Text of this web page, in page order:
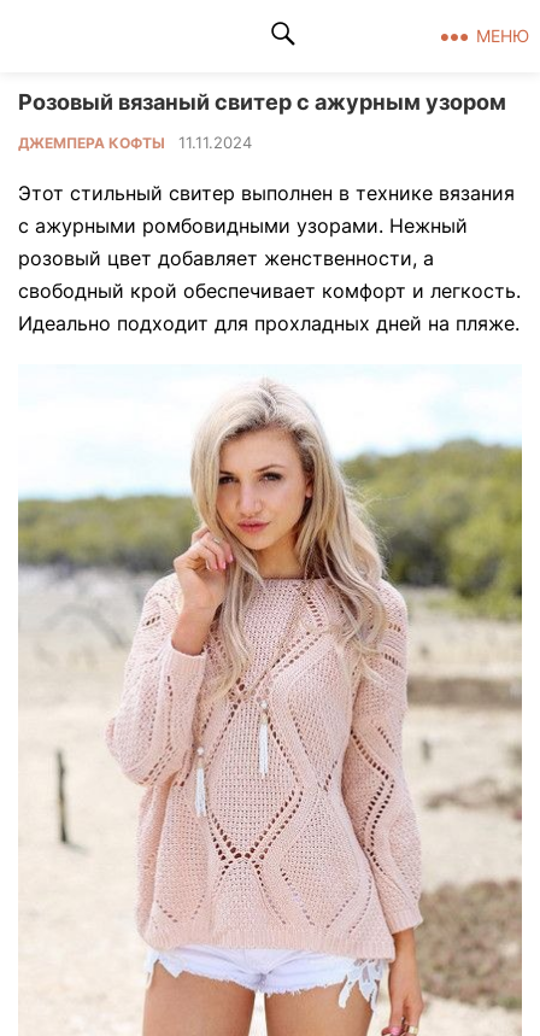
МЕНЮ
Розовый вязаный свитер с ажурным узором
ДЖЕМПЕРА КОФТЫ 11.11.2024
Этот стильный свитер выполнен в технике вязания
с ажурными ромбовидными узорами. Нежный
розовый цвет добавляет женственности, а
свободный крой обеспечивает комфорт и легкость.
Идеально подходит для прохладных дней на пляже.